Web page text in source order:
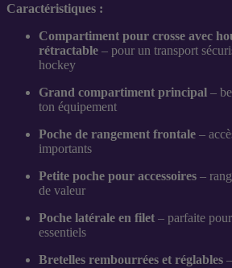
Caractéristiques :
Compartiment pour crosse avec
rétractable – pour un transport
hockey
Grand compartiment principal –
ton équipement
Poche de rangement frontale –
importants
Petite poche pour accessoires –
de valeur
Poche latérale en filet – parfaite
essentiels
Bretelles rembourrées et réglables